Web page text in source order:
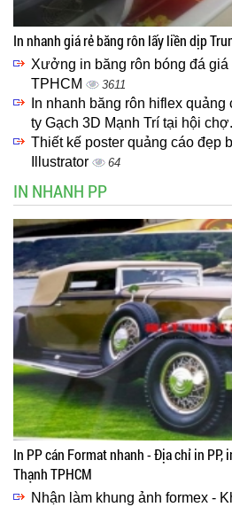
In nhanh giá rẻ băng rôn lấy liền dịp
Xưởng in băng rôn bóng đá giá
TPHCM
3611
In nhanh băng rôn hiflex
ty Gạch 3D Mạnh Trí tại hội
Thiết kế poster quảng cáo đẹp
Illustrator
64
IN NHANH PP
In PP cán Format nhanh - Địa chỉ in PP,
Thạnh TPHCM
Nhận làm khung ảnh formex -